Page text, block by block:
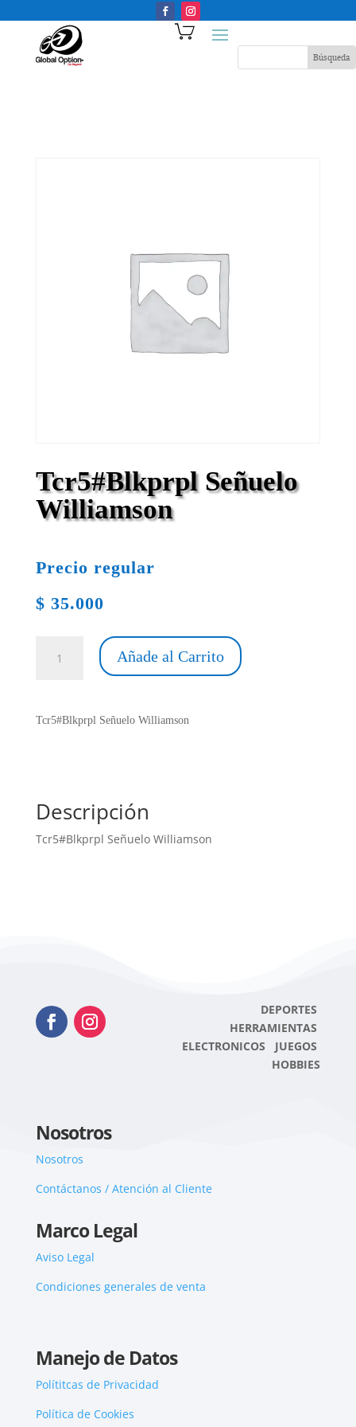
Tcr5#Blkprpl Señuelo
Williamson
Precio regular
$ 35.000
Tcr5#Blkprpl
Señuelo
Añade al Carrito
Tcr5#Blkprpl Señuelo Williamson
Descripción
Tcr5#Blkprpl Señuelo Williamson
DEPORTES
HERRAMIENTAS
ELECTRONICOS JUEGOS
HOBBIES
Nosotros
Nosotros
Contáctanos / Atención al Cliente
Marco Legal
Aviso Legal
Condiciones generales de venta
Manejo de Datos
Polítitcas de Privacidad
Política de Cookies